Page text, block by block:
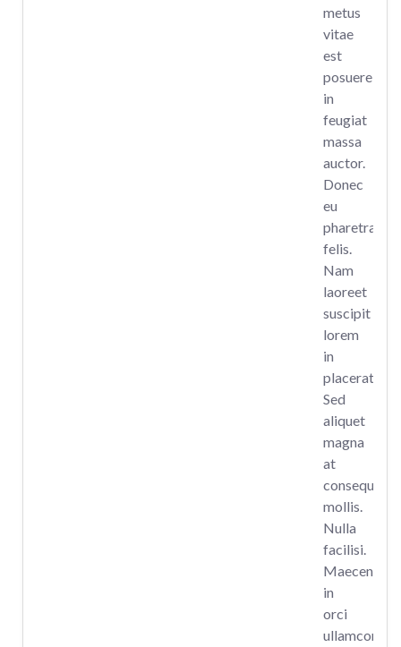
metus
vitae
est
posuere,
in
feugiat
massa
auctor.
Donec
eu
pharetra
felis.
Nam
laoreet
suscipit
lorem
in
placerat.
Sed
aliquet
magna
at
consequat
mollis.
Nulla
facilisi.
Maecenas
in
orci
ullamcorper,